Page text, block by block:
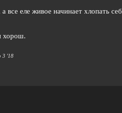
все еле живое начинает хлопать
хорош.
3 '18